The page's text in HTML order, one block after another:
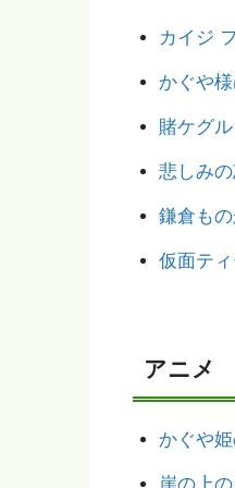
カイジ
かぐや
賭ケグル
悲しみ
鎌倉もの
仮面テ
アニメ
かぐや